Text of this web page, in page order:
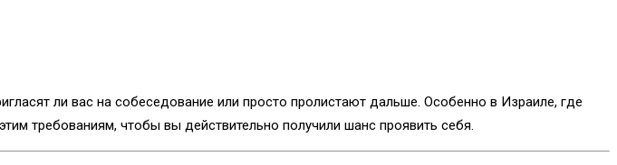
ли вас на собеседование или просто пролистают дальше. Особенно в Израиле, где
требованиям, чтобы вы действительно получили шанс проявить себя.